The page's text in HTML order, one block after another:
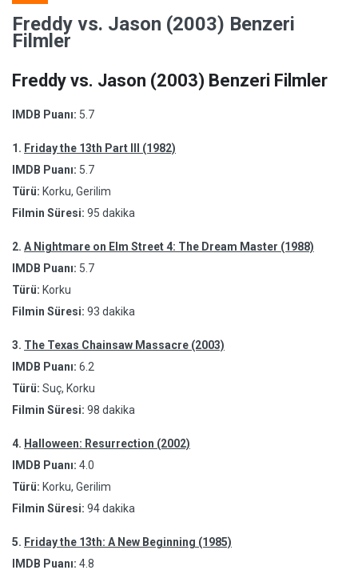
Freddy vs. Jason (2003) Benzeri
Filmler
Freddy vs. Jason (2003) Benzeri Filmler
IMDB Puanı: 5.7
1. Friday the 13th Part III (1982)
IMDB Puanı: 5.7
Türü: Korku, Gerilim
Filmin Süresi: 95 dakika
2. A Nightmare on Elm Street 4: The Dream Master (1988)
IMDB Puanı: 5.7
Türü: Korku
Filmin Süresi: 93 dakika
3. The Texas Chainsaw Massacre (2003)
IMDB Puanı: 6.2
Türü: Suç, Korku
Filmin Süresi: 98 dakika
4. Halloween: Resurrection (2002)
IMDB Puanı: 4.0
Türü: Korku, Gerilim
Filmin Süresi: 94 dakika
5. Friday the 13th: A New Beginning (1985)
IMDB Puanı: 4.8